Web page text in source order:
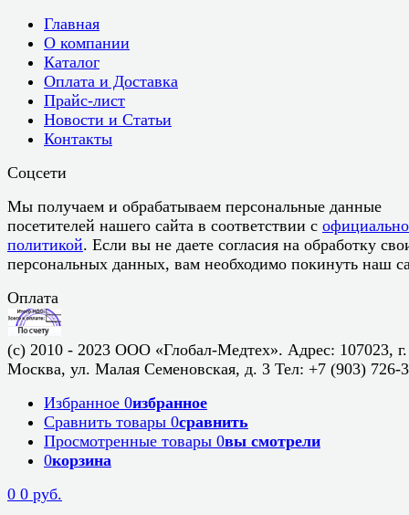
Главная
О компании
Каталог
Оплата и Доставка
Прайс-лист
Новости и Статьи
Контакты
Соцсети
Мы получаем и обрабатываем персональные данные
посетителей нашего сайта в соответствии с
политикой. Если вы не даете согласия на обработку
персональных данных, вам необходимо покинуть наш
Оплата
(c) 2010 - 2023 ООО «Глобал-Медтех». Адрес: 107023, г.
Москва, ул. Малая Семеновская, д. 3 Тел: +7 (903) 726-
Избранное 0избранное
Сравнить товары 0сравнить
Просмотренные товары 0вы смотрели
0корзина
0 0 руб.